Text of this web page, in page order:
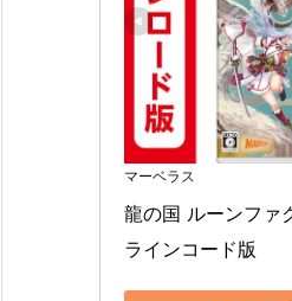
マーベラス
龍の国 ルーンファ
ラインコード版